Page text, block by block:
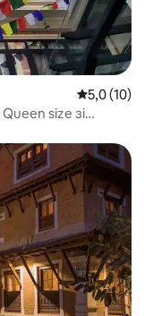
Середня
5,0 (10)
size зі